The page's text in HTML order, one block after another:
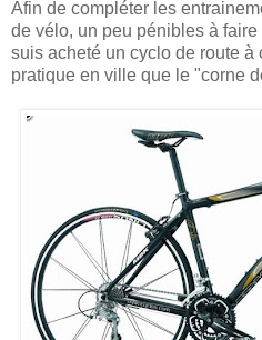
Afin de compléter les
de vélo, un peu pénibles à
suis acheté un cyclo de route
pratique en ville que le "corne